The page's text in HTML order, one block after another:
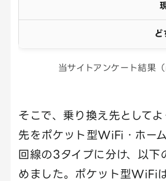
ど
当サイトアンケート結果
そこで、乗り換え先として
先をポケット型WiFi・ホー
回線の3タイプに分け、以下
めました。ポケット型WiFi